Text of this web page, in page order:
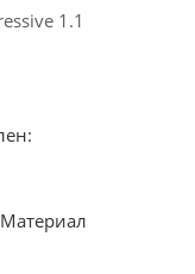
1.1
Материал